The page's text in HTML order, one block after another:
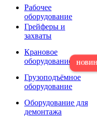
Рабочее
оборудование
Грейферы и
захваты
Крановое
оборудование
Грузоподъёмное
оборудование
Оборудование для
демонтажа